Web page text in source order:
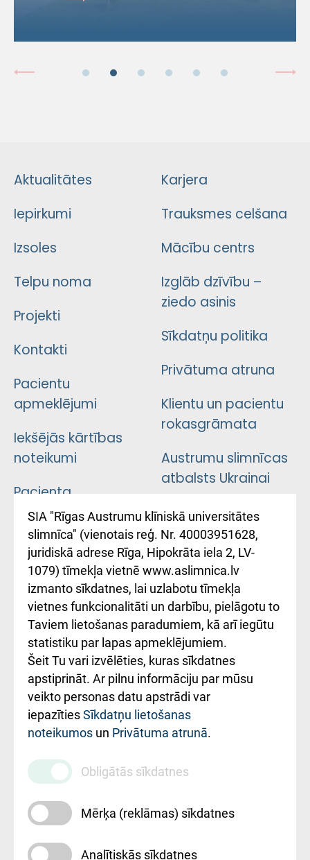
Aktualitātes
Iepirkumi
Izsoles
Telpu noma
Projekti
Kontakti
Pacientu
apmeklējumi
Iekšējās kārtības
noteikumi
Pacienta
atsauksmju/sūdzību
iesniegšanas
kārtība
Kā pie mums nokļūt
Rēķinu apmaksas
ceļvedis
Rekvizīti un
ārstniecības
iestādes kods
010000234
Maksas
pakalpojumu
cenrādis
Karjera
Trauksmes celšana
Mācību centrs
Izglāb dzīvību –
ziedo asinis
Sīkdatņu politika
Privātuma atruna
Klientu un pacientu
rokasgrāmata
Austrumu slimnīcas
atbalsts Ukrainai
Підтримка Східної
лікарні та співпраця з
Україною
SIA "Rīgas Austrumu klīniskā universitātes
slimnīca" (vienotais reģ. Nr. 40003951628,
juridiskā adrese Rīga, Hipokrāta iela 2, LV-
1079) tīmekļa vietnē www.aslimnica.lv
izmanto sīkdatnes, lai uzlabotu tīmekļa
vietnes funkcionalitāti un darbību, pielāgotu to
Taviem lietošanas paradumiem, kā arī iegūtu
statistiku par lapas apmeklējumiem.
Šeit Tu vari izvēlēties, kuras sīkdatnes
apstiprināt. Ar pilnu informāciju par mūsu
veikto personas datu apstrādi var
iepazītiesSīkdatņu lietošanas
noteikumos un Privātuma atrunā.
Obligātās sīkdatnes
Mērķa (reklāmas) sīkdatnes
Analītiskās sīkdatnes